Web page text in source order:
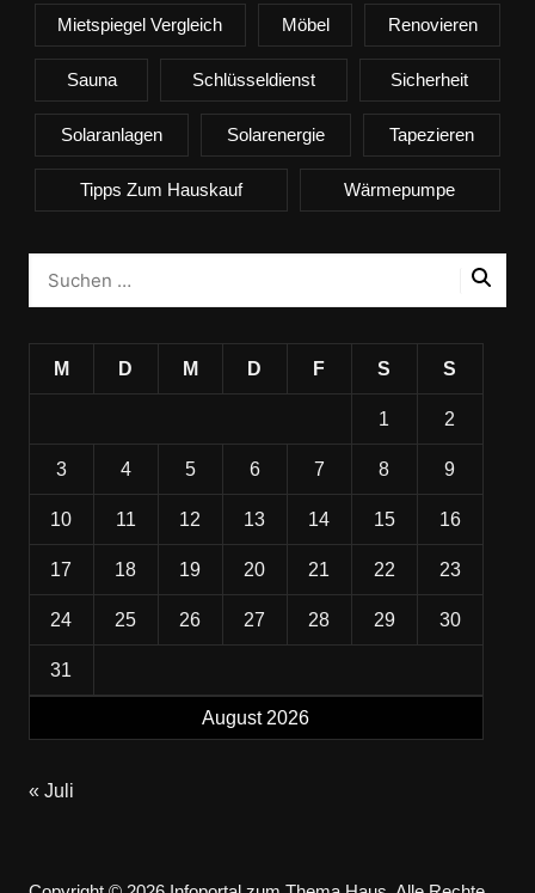
Mietspiegel Vergleich Möbel Renovieren
Sauna Schlüsseldienst Sicherheit
Solaranlagen Solarenergie Tapezieren
Tipps Zum Hauskauf Wärmepumpe
August 2026
M D M D F S S
1 2
3 4 5 6 7 8 9
10 11 12 13 14 15 16
17 18 19 20 21 22 23
24 25 26 27 28 29 30
31
« Juli